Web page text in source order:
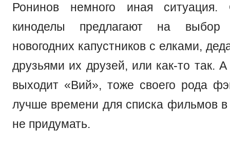
Ронинов немного иная ситуация.
киноделы предлагают на
новогодних капустников с елками,
друзьями их друзей, или как-то так.
выходит «Вий», тоже своего рода
лучше времени для списка фильмов
не придумать.